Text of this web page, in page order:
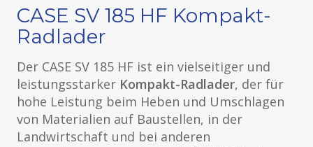
CASE SV 185 HF Kompakt-
Radlader
Der CASE SV 185 HF ist ein vielseitiger und
leistungsstarker Kompakt-Radlader, der für
hohe Leistung beim Heben und Umschlagen
von Materialien auf Baustellen, in der
Landwirtschaft und bei anderen